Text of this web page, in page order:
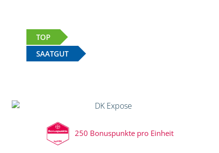
TOP
SAATGUT
250 Bonuspunkte pro Einheit